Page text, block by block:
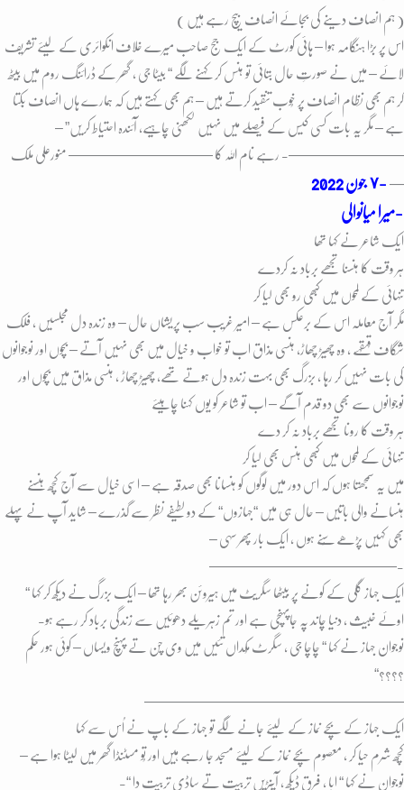
( ہم انصاف دینے کی بجائے انصاف بیچ رہے ہیں )
اس پر بڑا ہنگامہ ہوا – ہائی کورٹ کے ایک جج صاحب میرے خلاف انکوائری کے لیئے تشریف
لائے – میں نے صورتِ حال بتائی تو ہنس کر کہنے لگے “ بیٹا جی ، گھر کے ڈرائنگ روم میں بیٹھ
کر ہم بھی نظام انصاف پر خُوب تنقید کرتے ہیں – ہم بھی کہتے ہیں کہ ہمارے ہاں انصاف بِکتا
ہے – مگر یہ بات کسی کیس کے فیصلے میں نہیں لکھنی چاہیے، آئندہ احتیاط کریں” –
————————- رہے نام اللہ کا —————————— منورعلی ملک
— -٧ جون 2022
میرا میانوالی-
ایک شاعر نے کہا تھا
ہر وقت کا ہنسنا تجھے برباد نہ کردے
تنہائی کے لمحوں میں کبھی رو بھی لیا کر
مگر آج معاملہ اس کے برعکس ہے – امیر غریب سب پریشاں حال – وہ زندہ دل مجلسیں ، فلک
شگاف قہقہے ، وہ چھیڑ چھاڑ، ہنسی مذاق اب تو خواب و خیال میں بھی نہیں آتے – بچوں اور نوجوانوں
کی بات نہیں کر رہا ، بزرگ بھی بہت زندہ دل ہوتے تھے، چھیڑ چھاڑ ، ہنسی مذاق میں بچوں اور
نوجوانوں سے بھی دو قدم آگے – اب تو شاعر کو یوں کہنا چاہیئے
ہر وقت کا رونا تجھے برباد نہ کر دے
تنہائی کے لمحوں میں کبھی ہنس بھی لیا کر
میں یہ سمجھتا ہوں کہ اس دور میں لوگوں کو ہنسانا بھی صدقہ ہے – اسی خیال سے آج کُچھ ہنسنے
ہنسانے والی باتیں – حال ہی میں “جہازوں“ کے دو لطیفے نظر سے گذرے – شاید آپ نے پہلے
بھی کہیں پڑھے سُنے ہوں ، ایک بار پھر سہی –
—————————————-
ایک جہاز گلی کے کونے پر بیٹھا سگریٹ میں ہیروئن بھر رہا تھا – ایک بزرگ نے دیکھ کر کہا “
اوئے خبیث ، دنیا چاند پہ جاپہنچی ہے اور تم زہریلے دھوئیں سے زندگی برباد کر رہے ہو-
نوجوان جہاز نے کہا “ چاچا جی ، سگرٹ مُکداں تئیں میں وی چن تے پہنچ ویساں – کوئی ہور حکم
؟؟؟؟“
——————————————————
ایک جہاز کے بچے نماز کے لیئے جانے لگے تو جہاز کے باپ نے اُس سے کہا
کُچھ شرم حیا کر ، معصوم بچے نماز کے لیئے مسجد جا رہے ہیں اور تُو مسٹنڈا گھر میں لیٹا ہوا ہے –
نوجوان نے کہا “ ابا ، فرق ڈیکھ ، آپنڑیں تربیت تے ساڈی تربیت دا “-